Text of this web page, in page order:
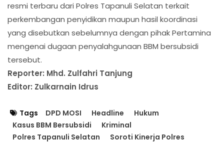
resmi terbaru dari Polres Tapanuli Selatan terkait
perkembangan penyidikan maupun hasil koordinasi
yang disebutkan sebelumnya dengan pihak Pertamina
mengenai dugaan penyalahgunaan BBM bersubsidi
tersebut.
Reporter: Mhd. Zulfahri Tanjung
Editor: Zulkarnain Idrus
Tags DPD MOSI Headline
Hukum
Kasus BBM Bersubsidi
Kriminal
Polres Tapanuli Selatan
Soroti Kinerja Polres